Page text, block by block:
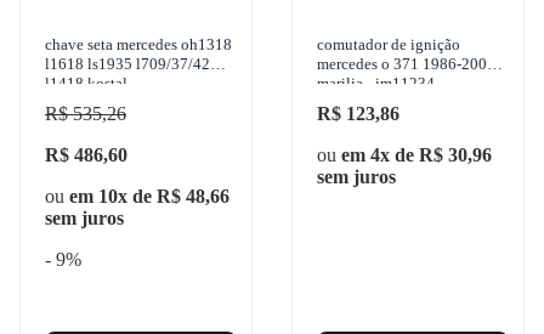
chave seta mercedes oh1318
l1618 ls1935 l709/37/42
l1418 kostal
R$ 535,26
R$ 486,60
ou em 10x de R$ 48,66
sem juros
- 9%
comutador de ignição
mercedes o 371 1986-2003
marilia - im11234
R$ 123,86
ou em 4x de R$ 30,96
sem juros